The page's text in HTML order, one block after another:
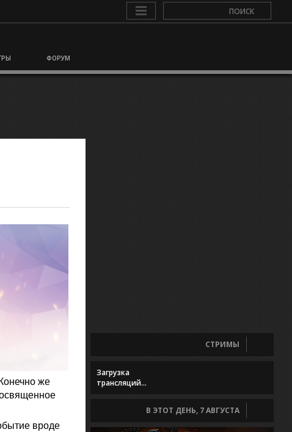
ФОРУМ
же
вроде
СТРИМЫ
Загрузка
трансляций...
В ЭТОТ ДЕНЬ, 7 АВГУСТА